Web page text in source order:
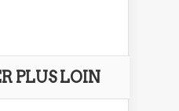
PLUS LOIN